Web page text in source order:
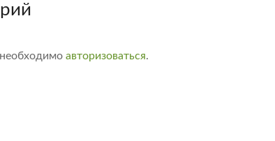
авторизоваться.